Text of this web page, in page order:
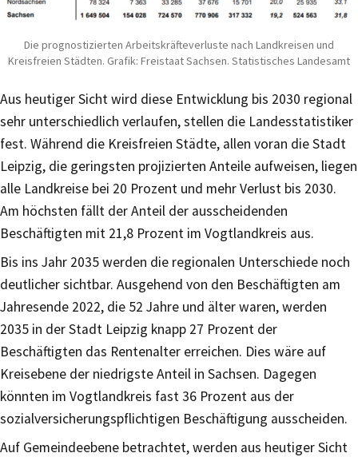
Die prognostizierten Arbeitskräfteverluste nach Landkreisen und
Kreisfreien Städten. Grafik: Freistaat Sachsen. Statistisches Landesamt
Aus heutiger Sicht wird diese Entwicklung bis 2030 regional
sehr unterschiedlich verlaufen, stellen die Landesstatistiker
fest. Während die Kreisfreien Städte, allen voran die Stadt
Leipzig, die geringsten projizierten Anteile aufweisen, liegen
alle Landkreise bei 20 Prozent und mehr Verlust bis 2030.
Am höchsten fällt der Anteil der ausscheidenden
Beschäftigten mit 21,8 Prozent im Vogtlandkreis aus.
Bis ins Jahr 2035 werden die regionalen Unterschiede noch
deutlicher sichtbar. Ausgehend von den Beschäftigten am
Jahresende 2022, die 52 Jahre und älter waren, werden
2035 in der Stadt Leipzig knapp 27 Prozent der
Beschäftigten das Rentenalter erreichen. Dies wäre auf
Kreisebene der niedrigste Anteil in Sachsen. Dagegen
könnten im Vogtlandkreis fast 36 Prozent aus der
sozialversicherungspflichtigen Beschäftigung ausscheiden.
Auf Gemeindeebene betrachtet, werden aus heutiger Sicht